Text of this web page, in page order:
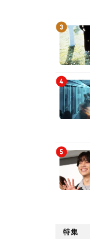
特集